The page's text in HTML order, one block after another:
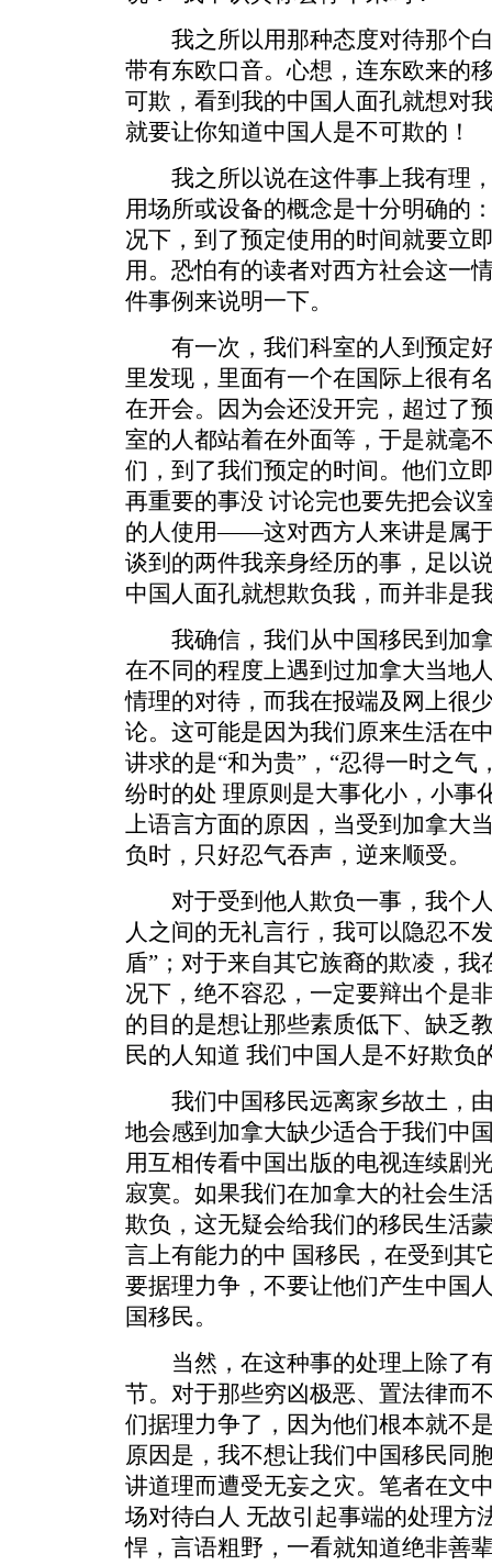
我之所以用那种态度对待那个白
带有东欧口音。心想，连东欧来的
可欺，看到我的中国人面孔就想对
就要让你知道中国人是不可欺的！
我之所以说在这件事上我有理，
用场所或设备的概念是十分明确的
况下，到了预定使用的时间就要立
用。恐怕有的读者对西方社会这一
件事例来说明一下。
有一次，我们科室的人到预定好
里发现，里面有一个在国际上很有
在开会。因为会还没开完，超过了
室的人都站着在外面等，于是就毫
们，到了我们预定的时间。他们立
再重要的事没 讨论完也要先把会议
的人使用——这对西方人来讲是属
谈到的两件我亲身经历的事，足以
中国人面孔就想欺负我，而并非是
我确信，我们从中国移民到加拿
在不同的程度上遇到过加拿大当地
情理的对待，而我在报端及网上很
论。这可能是因为我们原来生活在
讲求的是“和为贵”，“忍得一时之气
纷时的处 理原则是大事化小，小事
上语言方面的原因，当受到加拿大
负时，只好忍气吞声，逆来顺受。
对于受到他人欺负一事，我个人
人之间的无礼言行，我可以隐忍不
盾”；对于来自其它族裔的欺凌，
况下，绝不容忍，一定要辩出个是
的目的是想让那些素质低下、缺乏
民的人知道 我们中国人是不好欺负
我们中国移民远离家乡故土，由
地会感到加拿大缺少适合于我们中
用互相传看中国出版的电视连续剧
寂寞。如果我们在加拿大的社会生
欺负，这无疑会给我们的移民生活
言上有能力的中 国移民，在受到其
要据理力争，不要让他们产生中国
国移民。
当然，在这种事的处理上除了有
节。对于那些穷凶极恶、置法律而
们据理力争了，因为他们根本就不
原因是，我不想让我们中国移民同
讲道理而遭受无妄之灾。笔者在文
场对待白人 无故引起事端的处理方
悍，言语粗野，一看就知道绝非善